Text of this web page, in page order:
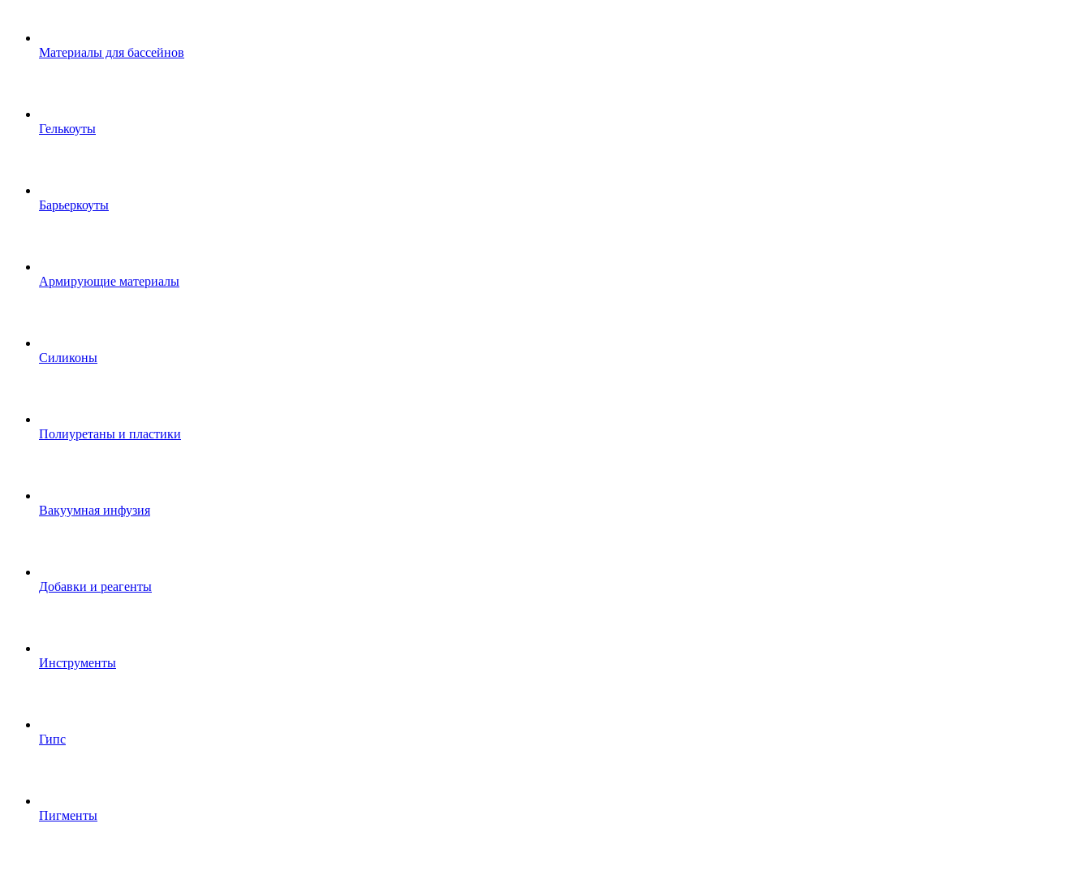
Материалы для бассейнов
Гелькоуты
Барьеркоуты
Армирующие материалы
Силиконы
Полиуретаны и пластики
Вакуумная инфузия
Добавки и реагенты
Инструменты
Гипс
Пигменты